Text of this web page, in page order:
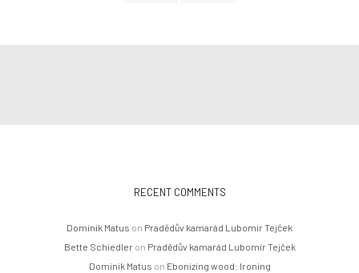
RECENT COMMENTS
Dominik Matus on Pradědův kamarád Lubomír Tejček
Bette Schiedleron Pradědův kamarád Lubomír Tejček
Dominik Matus on Ebonizing wood: Ironing